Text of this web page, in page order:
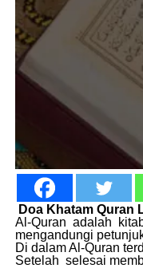
Doa Khatam Quran
Al-Quran adalah
mengandungi
Di dalam Al-Quran
Setelah selesai